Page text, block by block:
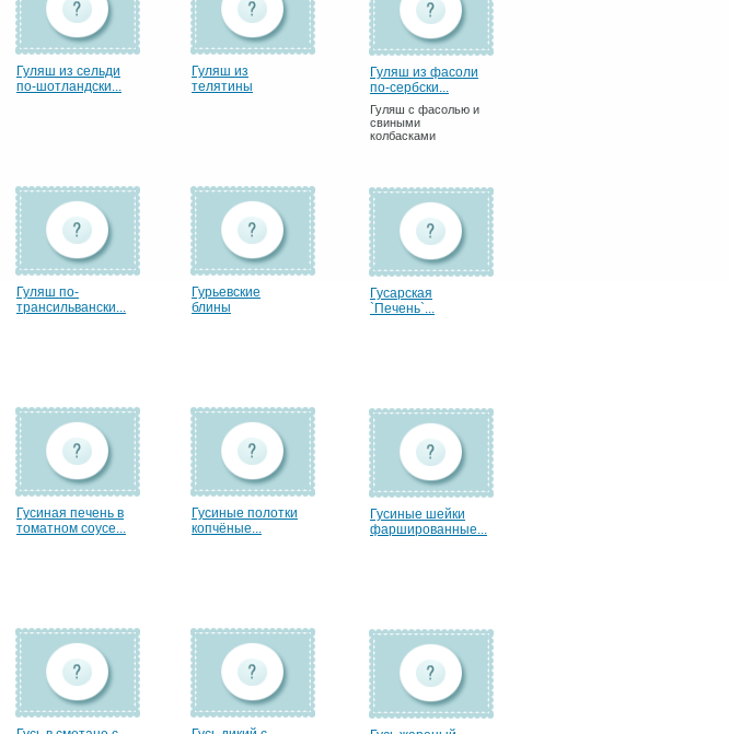
Гуляш из сельди
по-шотландски...
Гуляш из
телятины
Гуляш из фасоли
по-сербски...
Гуляш с фасолью и
свиными
колбасками
Гуляш по-
трансильвански...
Гурьевские
блины
Гусарская
`Печень`...
Гусиная печень в
томатном соусе...
Гусиные полотки
копчёные...
Гусиные шейки
фаршированные...